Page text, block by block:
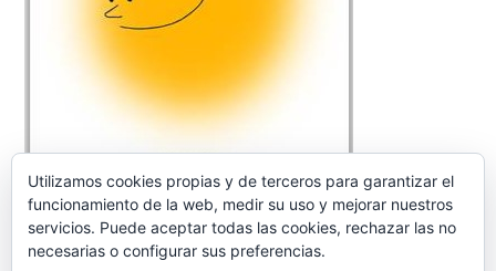
Utilizamos cookies propias y de terceros para garantizar el
funcionamiento de la web, medir su uso y mejorar nuestros
servicios. Puede aceptar todas las cookies, rechazar las no
necesarias o configurar sus preferencias.